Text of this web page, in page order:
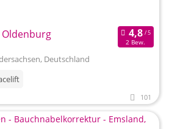
Oldenburg
2 Bew.
Deutschland
101